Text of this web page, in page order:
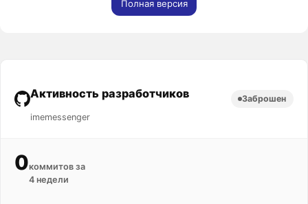
Полная версия
Активность разработчиков
imemessenger
Заброшен
0коммитов за
4 недели